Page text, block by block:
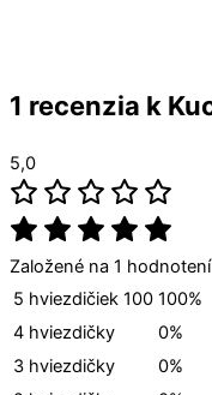
1 recenzia k
5,0
Založené na 1 hodnotení
5 hviezdičiek 100 100%
4 hviezdičky
0%
3 hviezdičky
0%